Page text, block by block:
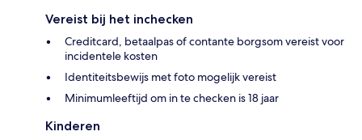
Vereist bij het inchecken
Creditcard, betaalpas of contante borgsom vereist voor
incidentele kosten
Identiteitsbewijs met foto mogelijk vereist
Minimumleeftijd om in te checken is 18 jaar
Kinderen